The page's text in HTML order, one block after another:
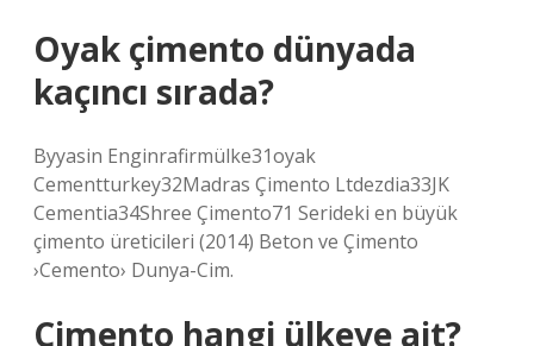
Oyak çimento dünyada
kaçıncı sırada?
Byyasin Enginrafirmülke31oyak
Cementturkey32Madras Çimento Ltdezdia33JK
Cementia34Shree Çimento71 Serideki en büyük
çimento üreticileri (2014) Beton ve Çimento
›Cemento› Dunya-Cim.
Çimento hangi ülkeye ait?